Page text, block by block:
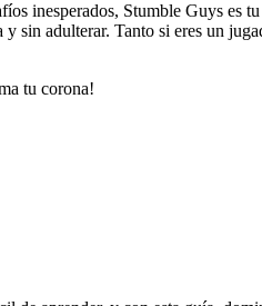
inesperados, Stumble Guys es
sin adulterar. Tanto si eres un
tu corona!